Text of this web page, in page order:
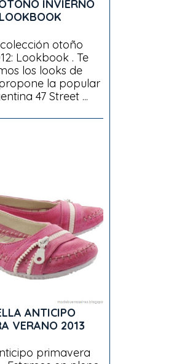
INVIERNO
otoño
Lookbook . Te
los looks de
la popular
47 Street ...
ANTICIPO
VERANO 2013
primavera